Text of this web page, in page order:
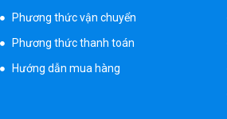
Phương thức vận chuyển
Phương thức thanh toán
Hướng dẫn mua hàng